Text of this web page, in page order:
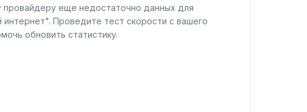
еще недостаточно данных для
Проведите тест скорости с вашего
обновить статистику.